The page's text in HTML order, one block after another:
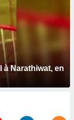
à Narathiwat, en